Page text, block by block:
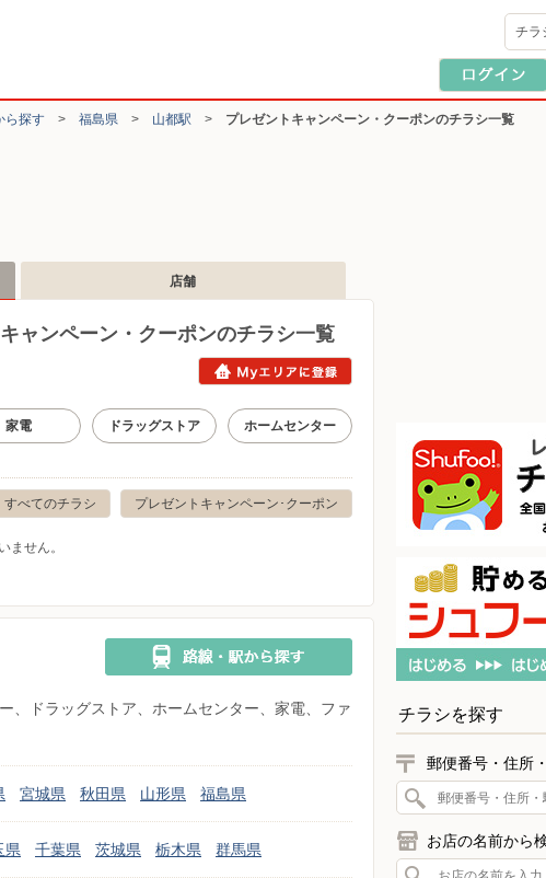
チラ
ら探す > 福島県 > 山都駅 > プレゼントキャンペーン・クーポンのチラシ一覧
店舗
ャンペーン・クーポンのチラシ一覧
家電 ドラッグストア ホームセンター
プレゼントキャンペーン･クーポン
すべてのチラシ
ません。
、ドラッグストア、ホームセンター、家電、ファ
宮城県 秋田県 山形県 福島県
県 千葉県 茨城県 栃木県 群馬県
チラシを探す
郵便番号・住所
お店の名前から